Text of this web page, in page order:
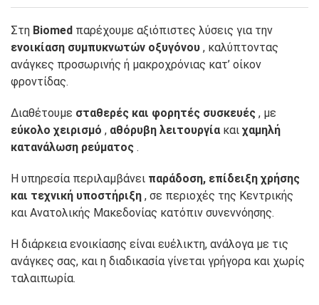
Στη Biomed παρέχουμε αξιόπιστες λύσεις για την
ενοικίαση συμπυκνωτών οξυγόνου , καλύπτοντας
ανάγκες προσωρινής ή μακροχρόνιας κατ’ οίκον
φροντίδας.
Διαθέτουμε σταθερές και φορητές συσκευές , με
εύκολο χειρισμό , αθόρυβη λειτουργία και χαμηλή
κατανάλωση ρεύματος .
Η υπηρεσία περιλαμβάνει παράδοση, επίδειξη χρήσης
και τεχνική υποστήριξη , σε περιοχές της Κεντρικής
και Ανατολικής Μακεδονίας κατόπιν συνεννόησης.
Η διάρκεια ενοικίασης είναι ευέλικτη, ανάλογα με τις
ανάγκες σας, και η διαδικασία γίνεται γρήγορα και χωρίς
ταλαιπωρία.